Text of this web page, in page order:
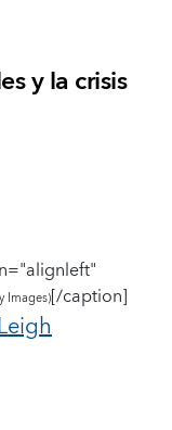
y la crisis
Images)[/caption]